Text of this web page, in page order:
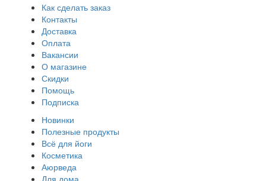
Как сделать заказ
Контакты
Доставка
Оплата
Вакансии
О магазине
Скидки
Помощь
Подписка
Новинки
Полезные продукты
Всё для йоги
Косметика
Аюрведа
Для дома